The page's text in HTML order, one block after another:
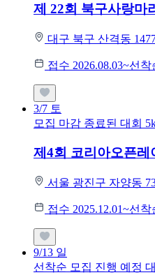
제 22회 북구사랑마
대구 북구 산격동
접수 2026.08.03~선착
3/7 토
모집 마감 종료된 대회
제4회 코리아오픈레
서울 광진구 자양동
접수 2025.12.01~선착
9/13 일
선착순 모집 진행 예정